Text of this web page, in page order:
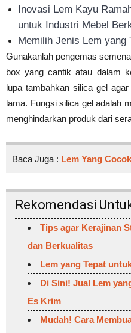
Inovasi Lem Kayu
untuk Industri Mebel
Memilih Jenis Lem yang
Gunakanlah pengemas
box yang cantik atau dalam
lupa tambahkan silica gel
lama. Fungsi silica gel adalah
menghindarkan produk dari
Baca Juga : Lem Yang
Rekomendasi
Tips agar Kerajinan
dan Berkualitas
Lem yang Tepat
Di Sini! Jual Lem
Es Krim
Mudah! Cara